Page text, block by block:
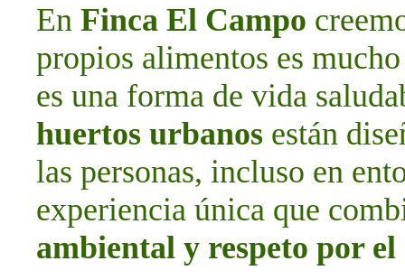
En Finca El Campo
propios alimentos es
es una forma de vida
huertos urbanos están
las personas, incluso en
experiencia única que
ambiental y respeto por